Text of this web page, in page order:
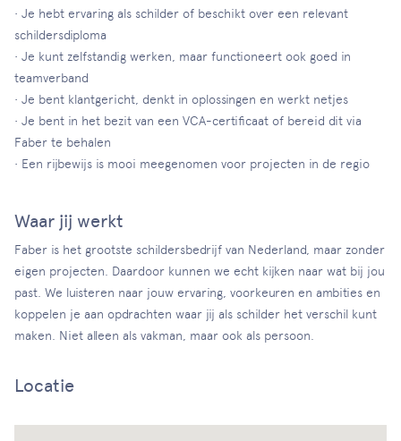
• Je hebt ervaring als schilder of beschikt over een relevant
schildersdiploma
• Je kunt zelfstandig werken, maar functioneert ook goed in
teamverband
• Je bent klantgericht, denkt in oplossingen en werkt netjes
• Je bent in het bezit van een VCA-certificaat of bereid dit via
Faber te behalen
• Een rijbewijs is mooi meegenomen voor projecten in de regio
Waar jij werkt
Faber is het grootste schildersbedrijf van Nederland, maar zonder
eigen projecten. Daardoor kunnen we echt kijken naar wat bij jou
past. We luisteren naar jouw ervaring, voorkeuren en ambities en
koppelen je aan opdrachten waar jij als schilder het verschil kunt
maken. Niet alleen als vakman, maar ook als persoon.
Locatie